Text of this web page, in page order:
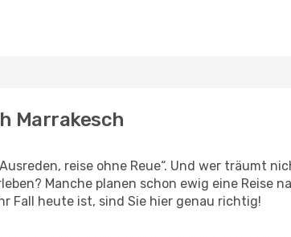
Marrakesch
reise ohne Reue“. Und wer träumt
Manche planen schon ewig eine Reise
Fall heute ist, sind Sie hier genau richtig!